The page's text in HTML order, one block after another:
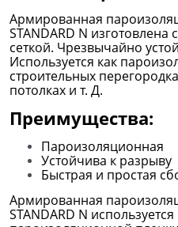
Армированная
STANDARD N
сеткой. Чрезвычайно
Используется как
строительных
потолках и т. Д.
Преимущества:
Пароизоляционная
Устойчива к разрыву
Быстрая и простая
Армированная
STANDARD N